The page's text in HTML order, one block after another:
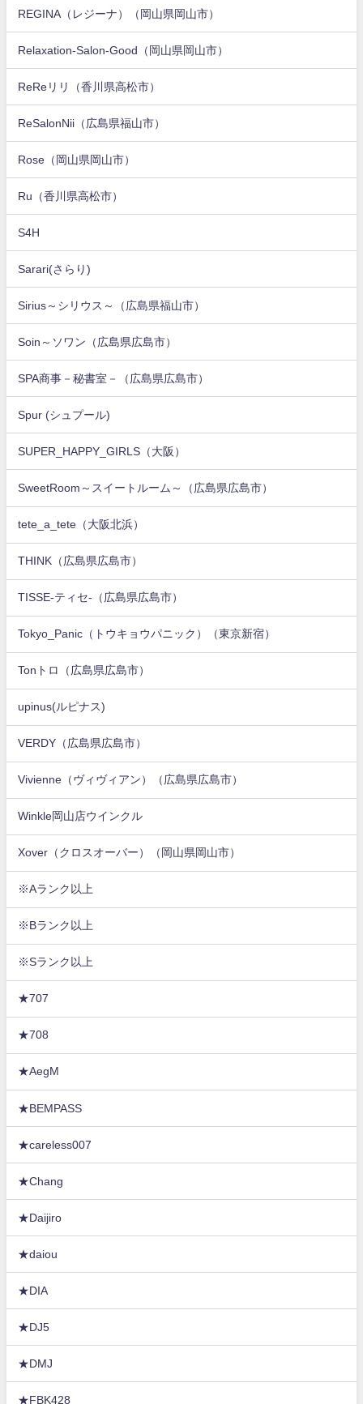
REGINA（レジーナ）（岡山県岡山市）
Relaxation-Salon-Good（岡山県岡山市）
ReReリリ（香川県高松市）
ReSalonNii（広島県福山市）
Rose（岡山県岡山市）
Ru（香川県高松市）
S4H
Sarari(さらり)
Sirius～シリウス～（広島県福山市）
Soin～ソワン（広島県広島市）
SPA商事－秘書室－（広島県広島市）
Spur (シュプール)
SUPER_HAPPY_GIRLS（大阪）
SweetRoom～スイートルーム～（広島県広島市）
tete_a_tete（大阪北浜）
THINK（広島県広島市）
TISSE-ティセ-（広島県広島市）
Tokyo_Panic（トウキョウパニック）（東京新宿）
Tonトロ（広島県広島市）
upinus(ルピナス)
VERDY（広島県広島市）
Vivienne（ヴィヴィアン）（広島県広島市）
Winkle岡山店ウインクル
Xover（クロスオーバー）（岡山県岡山市）
※Aランク以上
※Bランク以上
※Sランク以上
★707
★708
★AegM
★BEMPASS
★careless007
★Chang
★Daijiro
★daiou
★DIA
★DJ5
★DMJ
★FBK428